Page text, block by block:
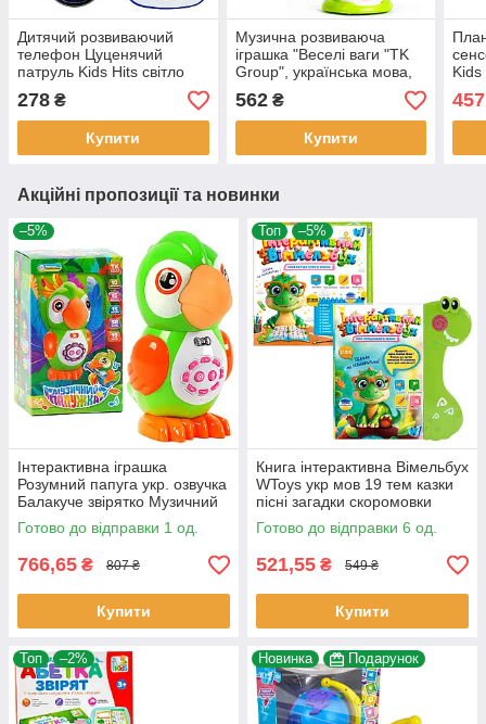
Дитячий розвиваючий
телефон Цуценячий
патруль Kids Hits світло
звук укр мова (KH03/006L)
278 ₴
Купити
Музична розвиваюча
іграшка "Веселі ваги "TK
Group", українська мова,
абетка, цифри, дитячі
пісні, підсвічування, кор.
30*11*22см
562₴
Купити
Kids
Акційні пропозиції та новинки
–5%
Інтерактивна іграшка
Розумний папуга укр. озвучка
Балакуче звірятко Музичний
підсвічування запис голосу
папужка дитячі аудіоказки,
Готово до відправки 1 од.
766,65 ₴ 807 ₴
Купити
Топ –5%
Книга інтерактивна Вімельбух
WToys укр мов 19 тем казки
пісні загадки скоромовки
сенсорна маркер 25*1*26см
(51822)
Готово до відправки 6 од.
521,55 ₴ 549 ₴
Купити
Топ –2% Новинка Подарунок